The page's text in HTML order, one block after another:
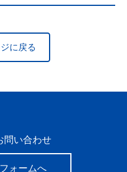
に戻る
問い合わせ
ォームへ